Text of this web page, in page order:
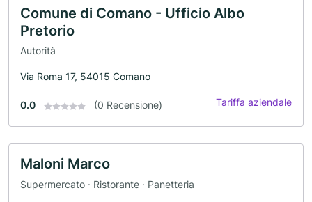
Comune di Comano - Ufficio Albo
Pretorio
Autorità
Via Roma 17, 54015 Comano
0.0 (0 Recensione) Tariffa aziendale
Maloni Marco
Supermercato · Ristorante · Panetteria